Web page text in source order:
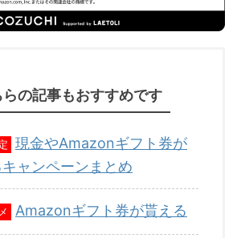
らの記事もおすすめです
現金やAmazonギフト券が
ャンペーンまとめ
Amazonギフト券が貰える